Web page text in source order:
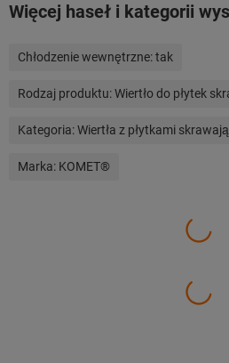
Więcej haseł i kategorii
Chłodzenie wewnętrzne:tak
Rodzaj produktu:Wiertło do płytek
Kategoria:Wiertła z płytkami
Marka: KOMET®